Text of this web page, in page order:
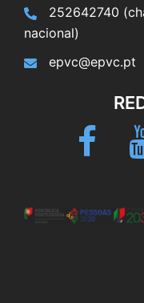
252642740
nacional)
epvc@epvc.pt